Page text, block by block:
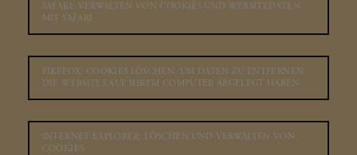
SAFARI: VERWALTEN VON COOKIES UND WEBSITEDATEN
MIT SAFARI
FIREFOX: COOKIES LÖSCHEN, UM DATEN ZU ENTFERNEN,
DIE WEBSITES AUF IHREM COMPUTER ABGELEGT HABEN
INTERNET EXPLORER: LÖSCHEN UND VERWALTEN VON
COOKIES